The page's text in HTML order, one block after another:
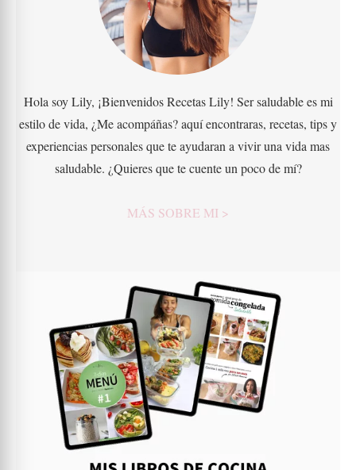
Hola soy Lily, ¡Bienvenidos Recetas Lily! Ser saludable es mi
estilo de vida, ¿Me acompáñas? aquí encontraras, recetas, tips y
experiencias personales que te ayudaran a vivir una vida mas
saludable. ¿Quieres que te cuente un poco de mí?
MÁS SOBRE MI >